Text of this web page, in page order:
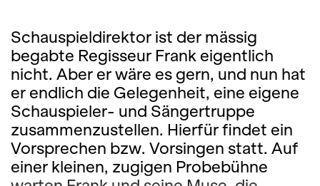
Schauspieldirektor ist der mässig
begabte Regisseur Frank eigentlich
nicht. Aber er wäre es gern, und nun hat
er endlich die Gelegenheit, eine eigene
Schauspieler- und Sängertruppe
zusammenzustellen. Hierfür findet ein
Vorsprechen bzw. Vorsingen statt. Auf
einer kleinen, zugigen Probebühne